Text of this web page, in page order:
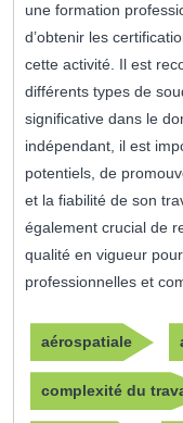
une formation
d’obtenir les
cette activité. Il est
différents types de
significative dans le
indépendant, il est
potentiels, de
et la fiabilité de son
également crucial de
qualité en vigueur
professionnelles et
aérospatiale
complexité du